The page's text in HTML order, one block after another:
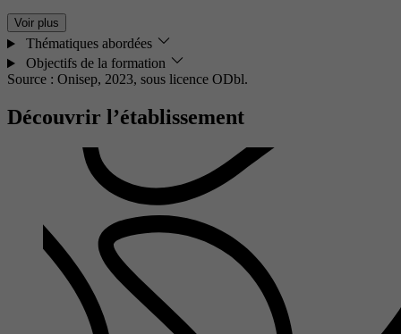
Voir plus
Thématiques abordées
Objectifs de la formation
Source : Onisep, 2023, sous licence ODbl.
Découvrir l’établissement